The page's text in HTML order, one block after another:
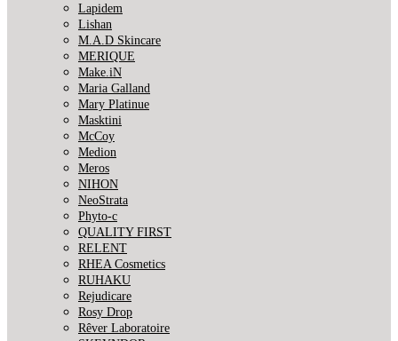
Lapidem
Lishan
M.A.D Skincare
MERIQUE
Make.iN
Maria Galland
Mary Platinue
Masktini
McCoy
Medion
Meros
NIHON
NeoStrata
Phyto-c
QUALITY FIRST
RELENT
RHEA Cosmetics
RUHAKU
Rejudicare
Rosy Drop
Rêver Laboratoire